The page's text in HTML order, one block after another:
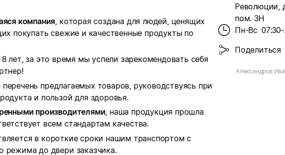
компания , которая создана для людей, ценящих
покупать свежие и качественные продукты по
лет, за это время мы успели зарекомендовать себя
перечень предлагаемых товаров, руководствуясь при
и пользой для здоровья.
производителями, наша продукция прошла
всем стандартам качества.
в короткие сроки нашим транспортом с
режима до двери заказчика.
Революции,
пом. 3Н
Пн-Вс
Поделиться
Александров